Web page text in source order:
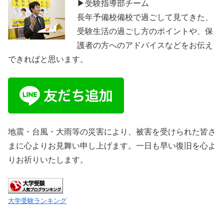
▶受験指導部チーム
長年予備校備校で過ごして見てきた、
受験生活の過ごし方のポイントや、保
護者の方へのアドバイスなどをお伝え
できればと思います。
地震・台風・大雨等の災害により、被害を受けられた皆さ
まに心よりお見舞い申し上げます。一日も早い復旧を心よ
りお祈りいたします。
大学受験ランキング